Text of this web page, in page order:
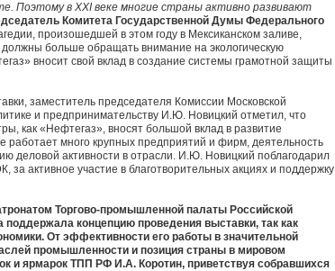
Поэтому в ХХI веке многие страны активно развивают
Комитета Государственной Думы Федерального
произошедшей в этом году в Мексиканском заливе,
больше обращать внимание на экологическую
вносит свой вклад в создание системы грамотной защиты
заместитель председателя Комиссии Московской
и предпринимательству И.Ю. Новицкий отметил, что
как «Нефтегаз», вносят большой вклад в развитие
работает много крупных предприятий и фирм, деятельность
деловой активности в отрасли. И.Ю. Новицкий поблагодарил
активное участие в благотворительных акциях и поддержку
Торгово-промышленной палаты Российской
поддержала концепцию проведения выставки, так как
От эффективности его работы в значительной
промышленности и позиция страны в мировом
и ярмарок ТПП РФ И.А. Коротин, приветствуя собравшихся